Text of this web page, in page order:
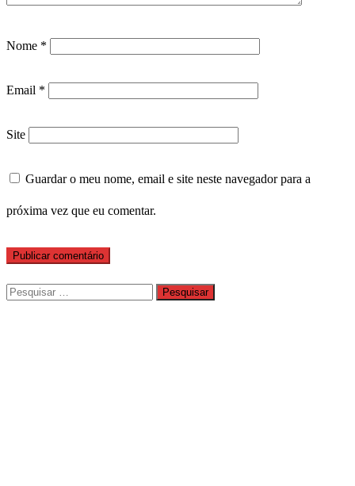
Nome *
Email *
Site
Guardar o meu nome, email e site neste navegador para a
próxima vez que eu comentar.
Pesquisar
por: